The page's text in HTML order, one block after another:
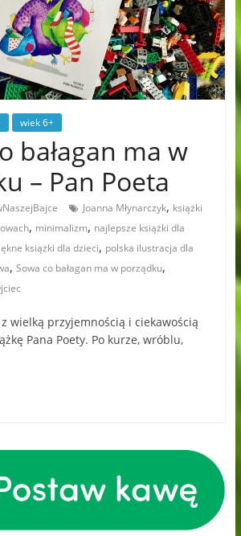
wiek 6+
bałagan ma w
– Pan Poeta
Joanna Młynarczyk, książki
, minimalizm, najlepsze książki dla
książki dla dzieci, polska ilustracja dla
, Sowa co bałagan ma w porządku,
wielką przyjemnością i ciekawością
Pana Poety. Po kurze, wróblu,